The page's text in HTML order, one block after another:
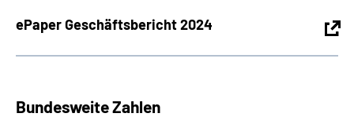
Leichte Sprache
ePaper Geschäftsbericht 2024
Bundesweite Zahlen